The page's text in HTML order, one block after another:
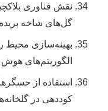
نقش فناوری
گل‌های شاخه
بهینه‌سازی محیط
الگوریتم‌های
استفاده از
کوددهی در